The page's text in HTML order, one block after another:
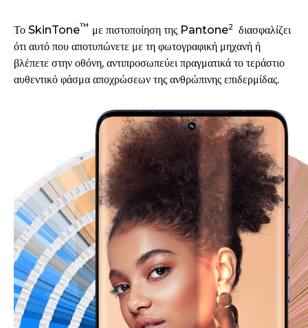
Το SkinTone™ με πιστοποίηση της Pantone2
διασφαλίζει
ότι αυτό που αποτυπώνετε με τη φωτογραφική μηχανή ή
βλέπετε στην οθόνη, αντιπροσωπεύει πραγματικά το τεράστιο
αυθεντικό φάσμα αποχρώσεων της ανθρώπινης επιδερμίδας.